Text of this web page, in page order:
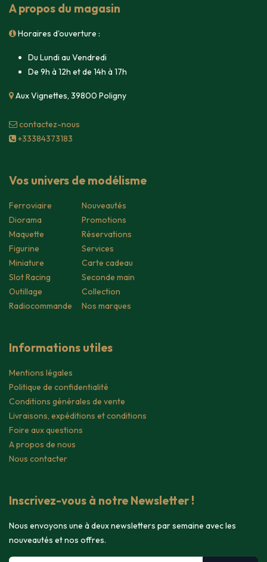
A propos du magasin
Horaires d'ouverture :
Du Lundi au Vendredi
De 9h à 12h et de 14h à 17h
Aux Vignettes, 39800 Poligny
contacte​z-nous
+33384373183
Vos univers de modélisme
Ferroviaire
Diorama
Maquette
Figurine
Miniature
Slot Racing
Outillage
Radiocommande
Nouveautés
Promotions
Réservations
Services
Carte cadeau
Seconde main
Collection
Nos marques
Informations utiles
Mentions légales
Politique de confidentialité
Conditions générales de vente
Livraisons, expéditions et conditions
Foire aux questions
A propos de nous
Nous contacter
Inscrivez-vous à notre Newsletter !
Nous envoyons une à deux newsletters par semaine avec les
nouveautés et nos offres.